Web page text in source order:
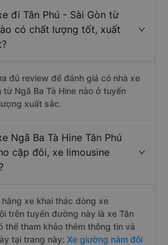
đi Tân Phú - Sài Gòn từ
có chất lượng tốt, xuất
đủ review để đánh giá có nhà xe
từ Ngã Ba Tà Hine nào ở tuyến
xuất sắc.
Ngã Ba Tà Hine Tân Phú
cặp đôi, xe limousine
xe khai thác dòng xe
trên tuyến đường này là xe Tân
thể tham khảo thêm thông tin và
tại trang này: Xe giường nằm đôi